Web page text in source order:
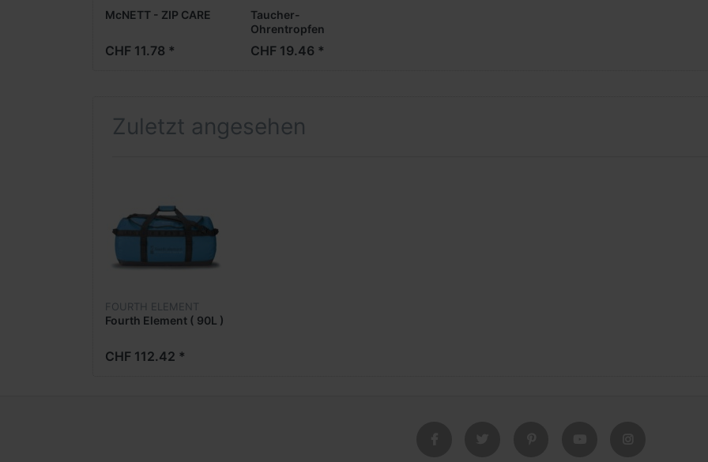
McNETT - ZIP CARE
CHF 11.78 *
Taucher-
Ohrentropfen
CHF 19.46 *
Zuletzt angesehen
FOURTH ELEMENT
Fourth Element ( 90L )
CHF 112.42 *